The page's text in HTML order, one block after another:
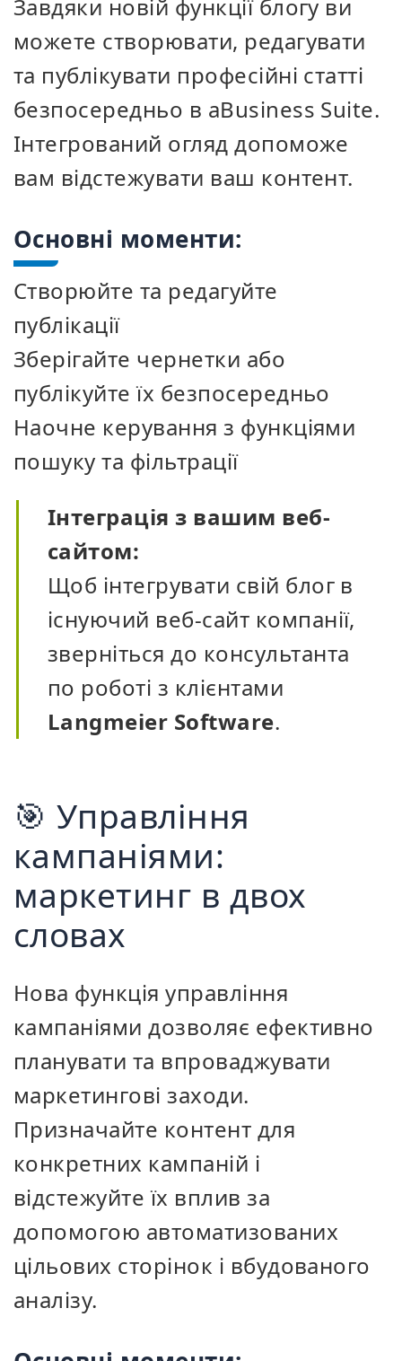
Завдяки новій функції блогу ви
можете створювати, редагувати
та публікувати професійні статті
безпосередньо в aBusiness Suite.
Інтегрований огляд допоможе
вам відстежувати ваш контент.
Основні моменти:
Створюйте та редагуйте
публікації
Зберігайте чернетки або
публікуйте їх безпосередньо
Наочне керування з функціями
пошуку та фільтрації
Інтеграція з вашим веб-
сайтом:
Щоб інтегрувати свій блог в
існуючий веб-сайт компанії,
зверніться до консультанта
по роботі з клієнтами
Langmeier Software.
🎯 Управління
кампаніями:
маркетинг в двох
словах
Нова функція управління
кампаніями дозволяє ефективно
планувати та впроваджувати
маркетингові заходи.
Призначайте контент для
конкретних кампаній і
відстежуйте їх вплив за
допомогою автоматизованих
цільових сторінок і вбудованого
аналізу.